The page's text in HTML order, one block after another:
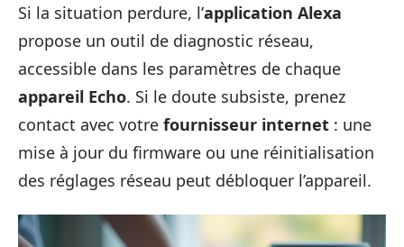
Si la situation perdure, l’application Alexa
propose un outil de diagnostic réseau,
accessible dans les paramètres de chaque
appareil Echo. Si le doute subsiste, prenez
contact avec votre fournisseur internet : une
mise à jour du firmware ou une réinitialisation
des réglages réseau peut débloquer l’appareil.